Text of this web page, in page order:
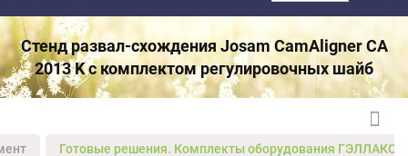
Стенд развал-схождения Josam CamAligner CA
2013 K с комплектом регулировочных шайб
Готовые решения. Комплекты оборудования ГЭЛЛАКС